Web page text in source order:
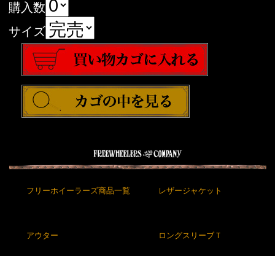
購入数
サイズ
フリーホイーラーズ商品一覧 レザージャケット
アウター ロングスリーブＴ